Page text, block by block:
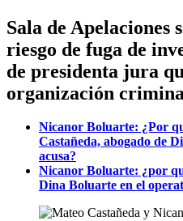
Sala de Apelaciones
riesgo de fuga de
de presidenta jura
organización
Nicanor Boluarte: ¿Por
Castañeda, abogado de
acusa?
Nicanor Boluarte: ¿por
Dina Boluarte en el